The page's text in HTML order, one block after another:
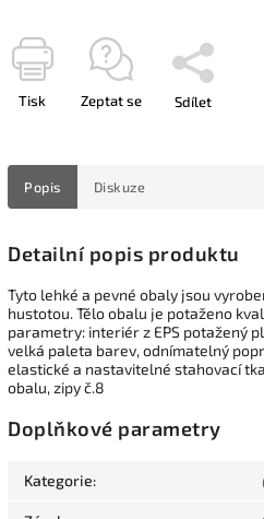
Tisk Zeptat se Sdílet
Popis Diskuze
Detailní popis produktu
Tyto lehké a pevné obaly jsou
hustotou. Tělo obalu je potaženo
parametry: interiér z EPS potažený
velká paleta barev, odnímatelný
elastické a nastavitelné stahovací
obalu, zipy č.8
Doplňkové parametry
Kategorie: